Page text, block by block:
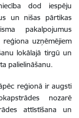
dod iespēju
un nišas pārtikas
pakalpojumus
reģiona uzņēmējiem
lokālajā tirgū un
palielināšanu.
reģionā ir augsti
nozarē
attīstīšana un